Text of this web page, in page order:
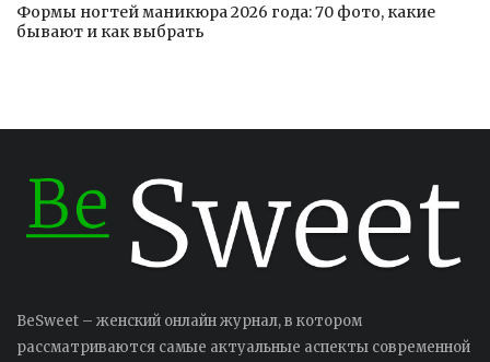
Формы ногтей маникюра 2026 года: 70 фото, какие
бывают и как выбрать
BeSweet – женский онлайн журнал, в котором
рассматриваются самые актуальные аспекты современной